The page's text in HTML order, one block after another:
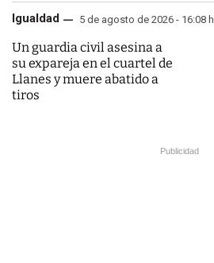
Igualdad 5 de agosto de 2026 - 16:08 h
Un guardia civil asesina a
su expareja en el cuartel de
Llanes y muere abatido a
tiros
Publicidad